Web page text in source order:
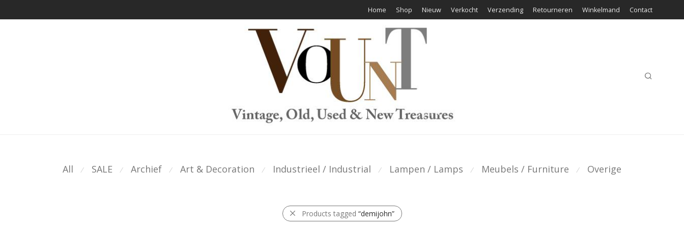
Home Shop Nieuw Verkocht Verzending Retourneren Winkelmand Contact
All ⁄ SALE ⁄ Archief ⁄ Art & Decoration ⁄ Industrieel / Industrial ⁄ Lampen / Lamps ⁄ Meubels / Furniture ⁄ Overige
Products tagged “demijohn”